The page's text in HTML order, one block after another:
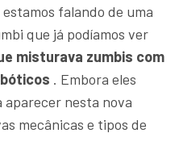
falando de uma
que já podíamos ver
misturava zumbis com
. Embora eles
nesta nova
mecânicas e tipos de